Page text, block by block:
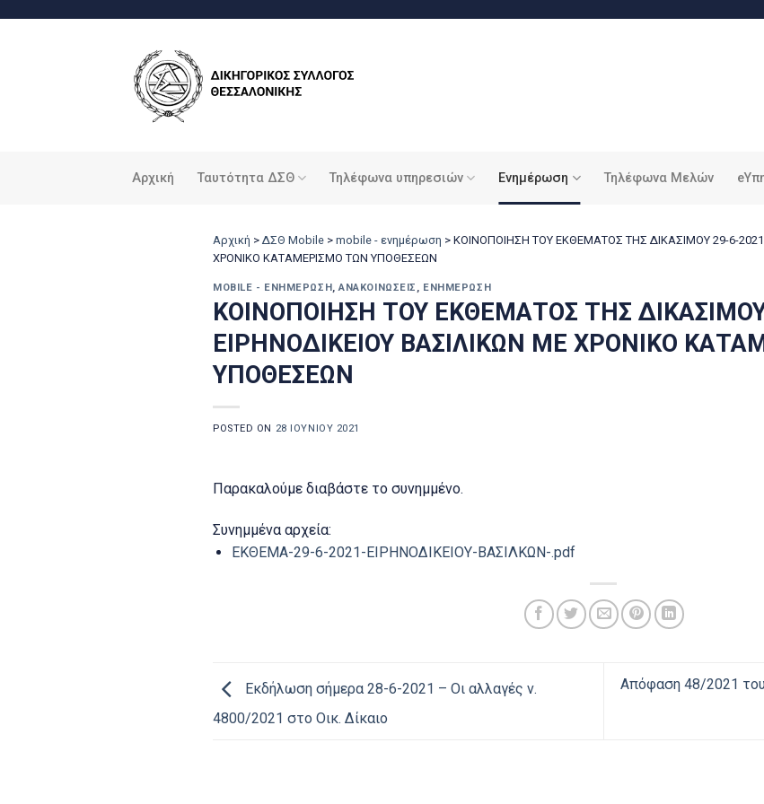
Αρχική Ταυτότητα ΔΣΘ Τηλέφωνα υπηρεσιών Ενημέρωση Τηλέφωνα Μελών
Αρχική > ΔΣΘ Mobile > mobile - ενημέρωση > ΚΟΙΝΟΠΟΙΗΣΗ ΤΟΥ ΕΚΘΕΜΑΤΟΣ ΤΗΣ ΔΙΚΑΣΙΜΟΥ 29-6-
ΧΡΟΝΙΚΟ ΚΑΤΑΜΕΡΙΣΜΟ ΤΩΝ ΥΠΟΘΕΣΕΩΝ
MOBILE - ΕΝΗΜΈΡΩΣΗ,ΑΝΑΚΟΙΝΏΣΕΙΣ , ΕΝΗΜΈΡΩΣΗ
ΚΟΙΝΟΠΟΙΗΣΗ ΤΟΥ ΕΚΘΕΜΑΤΟΣ ΤΗΣ
ΕΙΡΗΝΟΔΙΚΕΙΟΥ ΒΑΣΙΛΙΚΩΝ ΜΕ ΧΡΟΝΙΚΟ
ΥΠΟΘΕΣΕΩΝ
POSTED ON 28 ΙΟΥΝΊΟΥ 2021
Παρακαλούμε διαβάστε το συνημμένο.
Συνημμένα αρχεία:
ΕΚΘΕΜΑ-29-6-2021-ΕΙΡΗΝΟΔΙΚΕΙΟΥ-ΒΑΣΙΛΚΩΝ-.pdf
Εκδήλωση σήμερα 28-6-2021 – Οι αλλαγές ν.
4800/2021 στο Οικ. Δίκαιο
Απόφαση 48/2021 του